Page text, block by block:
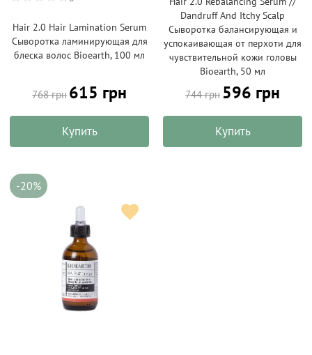
Hair 2.0 Hair Lamination Serum
Сыворотка ламинирующая для
блеска волос Bioearth, 100 мл
768 грн 615 грн
Купить
Dandruff And Itchy Scalp
Сыворотка балансирующая и
успокаивающая от перхоти для
чувствительной кожи головы
Bioearth, 50 мл
744 грн 596 грн
Купить
-20%